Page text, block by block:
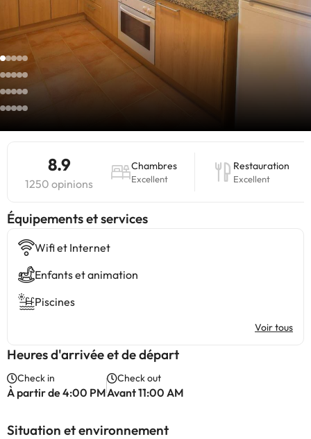
8.9
1250 opinions
Chambres
Excellent
Restauration
Excellent
​Équipements et services
Wifi et Internet
Enfants et animation
Piscines
Voir tous
Heures d'arrivée et de départ
Check in
À partir de 4:00 PM
Check out
Avant 11:00 AM
Situation et environnement